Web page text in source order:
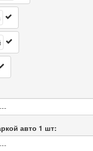
авто 1 шт: